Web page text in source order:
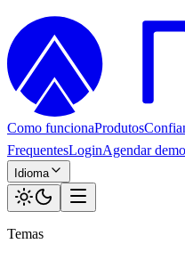
Como funcionaProdutos
FrequentesLoginAgendar demo
Idioma
Temas